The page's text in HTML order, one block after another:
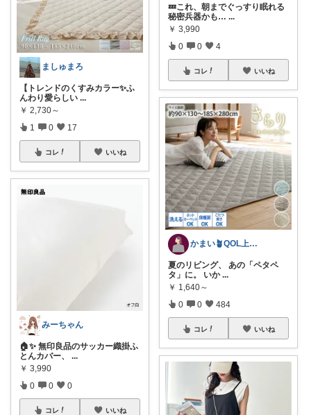
ましゅまろ
【トレンドのくすみカラー✨ふ
んわり愛らしい ...
￥ 2,730～
1 0 17
コレ いいね
みーちゃん
🏠✨ 無印良品のサッカー織掛ふ
とんカバー、
...
￥ 3,990
0 0 0
コレ いいね
💤これ、朝までぐっすり眠れる
秘密兵器かも… ...
￥ 3,990
0 0 4
コレ いいね
かまい🪴QOL上げる家具と寝具紹介
夏のリビング、 あの「ペタペ
タ」に。 いか ...
￥ 1,640～
0 0 484
コレ いいね